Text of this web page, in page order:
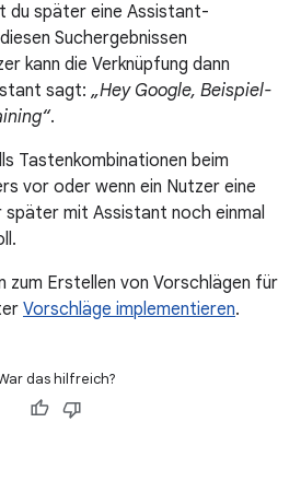
du später eine Assistant-
Suchergebnissen
kann die Verknüpfung dann
sagt: „Hey Google, Beispiel-
.
Tastenkombinationen beim
vor oder wenn ein Nutzer eine
mit Assistant noch einmal
Erstellen von Vorschlägen für
Vorschläge implementieren.
das hilfreich?